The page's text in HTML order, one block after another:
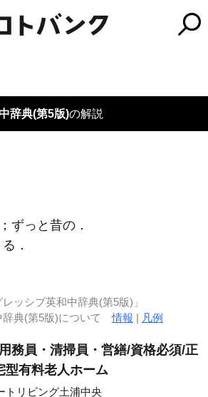
辞典(第5版)の解説
ずっと昔の ．
．
ッシブ英和中辞典(第5版)」
辞典(第5版)について情報 | 凡例
務員・清掃員・営繕/資格必須/正
型有料老人ホーム
トリビング土浦中央